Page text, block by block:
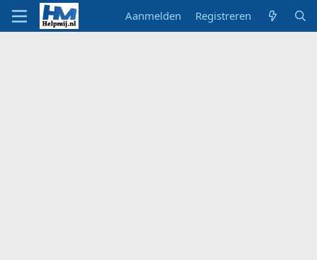
Aanmelden Registreren